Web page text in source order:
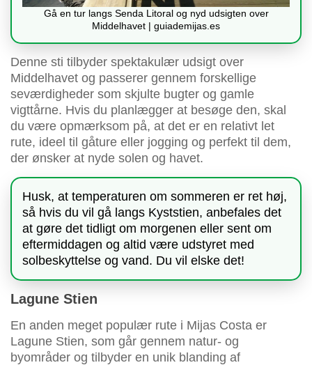
Gå en tur langs Senda Litoral og nyd udsigten over
Middelhavet | guiademijas.es
Denne sti tilbyder spektakulær udsigt over
Middelhavet og passerer gennem forskellige
seværdigheder som skjulte bugter og gamle
vigttårne. Hvis du planlægger at besøge den, skal
du være opmærksom på, at det er en relativt let
rute, ideel til gåture eller jogging og perfekt til dem,
der ønsker at nyde solen og havet.
Husk, at temperaturen om sommeren er ret høj,
så hvis du vil gå langs Kyststien, anbefales det
at gøre det tidligt om morgenen eller sent om
eftermiddagen og altid være udstyret med
solbeskyttelse og vand. Du vil elske det!
Lagune Stien
En anden meget populær rute i Mijas Costa er
Lagune Stien, som går gennem natur- og
byområder og tilbyder en unik blanding af